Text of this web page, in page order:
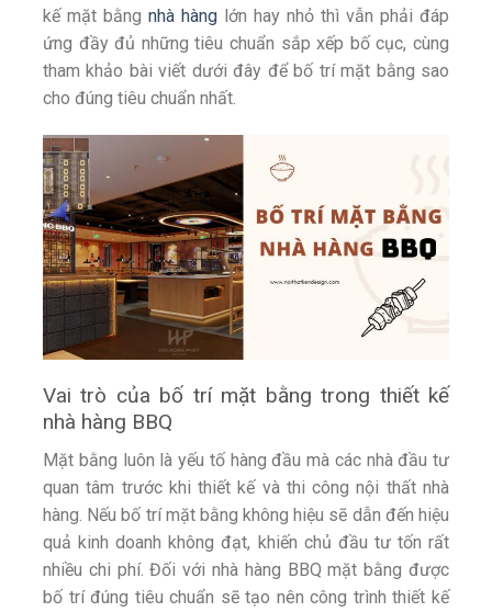
kế mặt bằng nhà hàng lớn hay nhỏ thì vẫn phải đáp
ứng đầy đủ những tiêu chuẩn sắp xếp bố cục, cùng
tham khảo bài viết dưới đây để bố trí mặt bằng sao
cho đúng tiêu chuẩn nhất.
Vai trò của bố trí mặt bằng trong thiết kế
nhà hàng BBQ
Mặt bằng luôn là yếu tố hàng đầu mà các nhà đầu tư
quan tâm trước khi thiết kế và thi công nội thất nhà
hàng. Nếu bố trí mặt bằng không hiệu sẽ dẫn đến hiệu
quả kinh doanh không đạt, khiến chủ đầu tư tốn rất
nhiều chi phí. Đối với nhà hàng BBQ mặt bằng được
bố trí đúng tiêu chuẩn sẽ tạo nên công trình thiết kế